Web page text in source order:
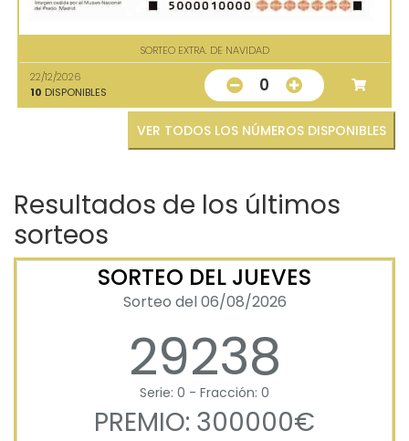
SORTEO EXTRA. DE NAVIDAD
22/12/2026
10 DISPONIBLES 0
VER TODOS LOS NÚMEROS DISPONIBLES
Resultados de los últimos
sorteos
SORTEO DEL JUEVES
Sorteo del 06/08/2026
29238
Serie: 0 - Fracción: 0
PREMIO: 300000€